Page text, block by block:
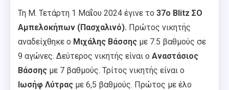
Τη Μ. Τετάρτη 1 Μαΐου 2024 έγινε το 37o Blitz ΣΟ
Αμπελοκήπων (Πασχαλινό). Πρώτος νικητής
αναδείχθηκε ο Μιχάλης Βάσσης με 7.5 βαθμούς σε
9 αγώνες. Δεύτερος νικητής είναι ο Αναστάσιος
Βάσσης με 7 βαθμούς. Τρίτος νικητής είναι ο
Ιωσήφ Λύτρας με 6,5 βαθμούς. Πρώτος με έλο